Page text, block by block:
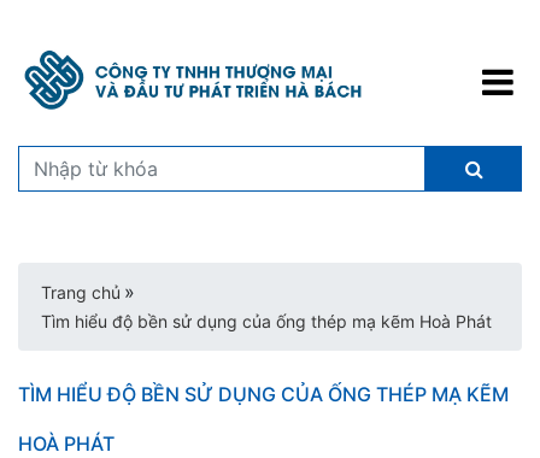
Trang chủ »
Tìm hiểu độ bền sử dụng của ống thép mạ kẽm Hoà Phát
TÌM HIỂU ĐỘ BỀN SỬ DỤNG CỦA ỐNG THÉP MẠ KẼM
HOÀ PHÁT